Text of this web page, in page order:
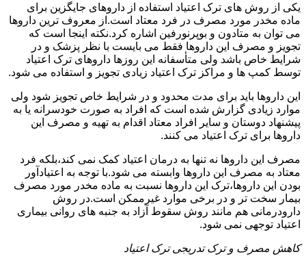
یکی از روش های ترک اعتیاد استفاده از داروهای جایگزین برای
ماده مخدر مورد مصرف در فرد معتاد است.از معروف ترین داروها
می توان به متادون و بوپرنورفین اشاره کرد.نکته اینجا است که
تجویز و مصرف این داروها فقط می بایست با نظر پزشک و در
شرایط خاص باشد ولی متأسفانه این روزها داروهای ترک اعتیاد
توسط کمپ ها و مراکز ترک اعتیاد زیادی تجویز و استفاده می شود.
این داروها باید برای مدت محدود و در شرایط خاص تجویز شود ولی
موارد زیادی گزارش شده است که افراد به صورت خودسرانه یا به
پیشنهاد دوستان و سایر افراد معتاد اقدام به تهیه و مصرف این
داروها برای ترک اعتیاد می کنند.
مصرف این داروها نه تنها به درمان اعتیاد کمک نمی کند،بلکه فرد
معتاد به مصرف این داروها وابسته می شود.با توجه به اعتیادآور
بودن این داروها،ترک این داروها نسبت به ماده مخدر مورد مصرف
بیمار سخت تر و در برخی موارد غیرممکن است.در روش
دارودرمانی هم مانند روش سقوط آزاد به جنبه های روانی بیماری
اعتیاد توجهی نمی شود.
کاهش مصرف و ترک تدریجی ترک اعتیاد